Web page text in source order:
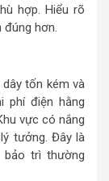
hợp. Hiểu rõ
đúng hơn.
tốn kém và
phí điện hằng
vực có nắng
tưởng. Đây là
bảo trì thường